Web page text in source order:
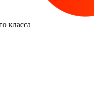
класса